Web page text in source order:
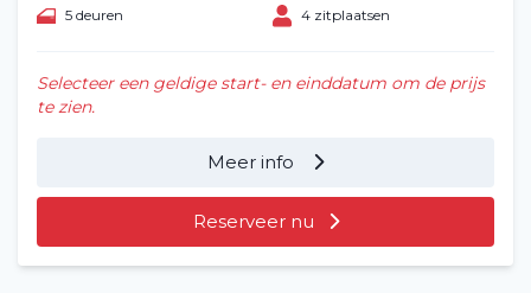
5 deuren
4 zitplaatsen
Selecteer een geldige start- en einddatum om de prijs
te zien.
Meer info
Reserveer nu